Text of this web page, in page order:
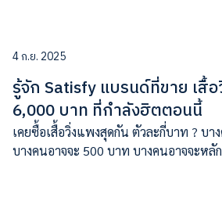
4 ก.ย. 2025
รู้จัก Satisfy แบรนด์ที่ขาย เสื้อ
6,000 บาท ที่กำลังฮิตตอนนี้
เคยซื้อเสื้อวิ่งแพงสุดกัน ตัวละกี่บาท ? บา
บางคนอาจจะ 500 บาท บางคนอาจจะหลั